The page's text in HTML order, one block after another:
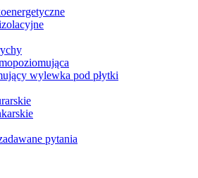
wylewka pod płytki
pytania